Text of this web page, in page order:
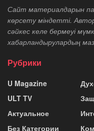
Сайт материалдарын
көрсету міндетті.
сәйкес келе бермеуі
хабарландырулардың
Рубрики
U Magazine
ULT TV
Актуальное
Без Категории